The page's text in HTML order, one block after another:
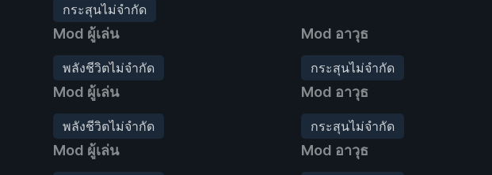
กระสุนไม่จำกัด
Mod ผู้เล่น
พลังชีวิตไม่จำกัด
Mod อาวุธ
กระสุนไม่จำกัด
Mod ผู้เล่น
พลังชีวิตไม่จำกัด
Mod อาวุธ
กระสุนไม่จำกัด
Mod ผู้เล่น Mod อาวุธ